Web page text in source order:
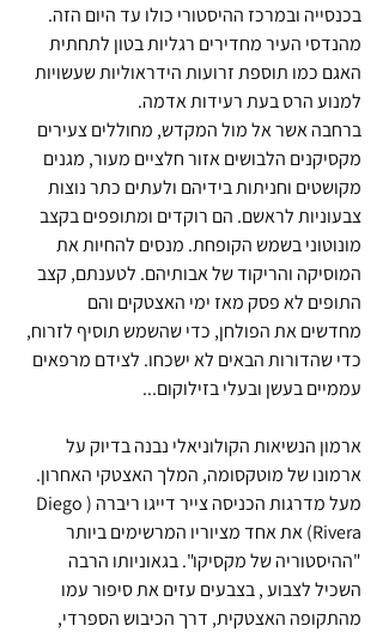
בכנסייה ובמרכז ההיסטורי כולו עד היום הזה.
מהנדסי העיר מחדירים רגליות בטון לתחתית
האגם כמו תוספת זרועות הידראוליות שעשויות
למנוע הרס בעת רעידות אדמה.
ברחבה אשר אל מול המקדש, מחוללים צעירים
מקסיקנים הלבושים אזור חלציים מעור, מגנים
מקושטים וחניתות בידיהם ולעתים כתר נוצות
צבעוניות לראשם. הם רוקדים ומתופפים בקצב
מונוטוני בשמש הקופחת. מנסים להחיות את
המוסיקה והריקוד של אבותיהם. לטענתם, קצב
התופים לא פסק מאז ימי האצטקים והם
מחדשים את הפולחן, כדי שהשמש תוסיף לזרוח,
כדי שהדורות הבאים לא ישכחו. לצידם מרפאים
עממיים בעשן ובעלי בזילוקום...
ארמון הנשיאות הקולוניאלי נבנה בדיוק על
ארמונו של מוטקסומה, המלך האצטקי האחרון.
מעל מדרגות הכניסה צייר דייגו ריברה (Diego
Rivera) את אחד מציוריו המרשימים ביותר
"ההיסטוריה של מקסיקו". בגאוניותו הרבה
השכיל לצבוע , בצבעים עזים את סיפור עמו
מהתקופה האצטקית, דרך הכיבוש הספרדי,